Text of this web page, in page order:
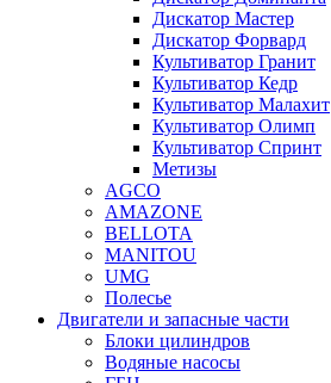
Дискатор Мастер
Дискатор Форвард
Культиватор Гранит
Культиватор Кедр
Культиватор Малахит
Культиватор Олимп
Культиватор Спринт
Метизы
AGCO
AMAZONE
BELLOTA
MANITOU
UMG
Полесье
Двигатели и запасные части
Блоки цилиндров
Водяные насосы